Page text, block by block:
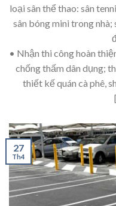
loại sân thể thao: sân
sân bóng mini trong
• Nhận thi công hoàn
chống thấm dân dụng;
thiết kế quán cà phê,
27
Th4